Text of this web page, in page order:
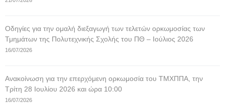
Οδηγίες για την ομαλή διεξαγωγή των τελετών ορκωμοσίας των
Τμημάτων της Πολυτεχνικής Σχολής του ΠΘ – Ιούλιος 2026
16/07/2026
Ανακοίνωση για την επερχόμενη ορκωμοσία του ΤΜΧΠΠΑ, την
Τρίτη 28 Ιουλίου 2026 και ώρα 10:00
16/07/2026